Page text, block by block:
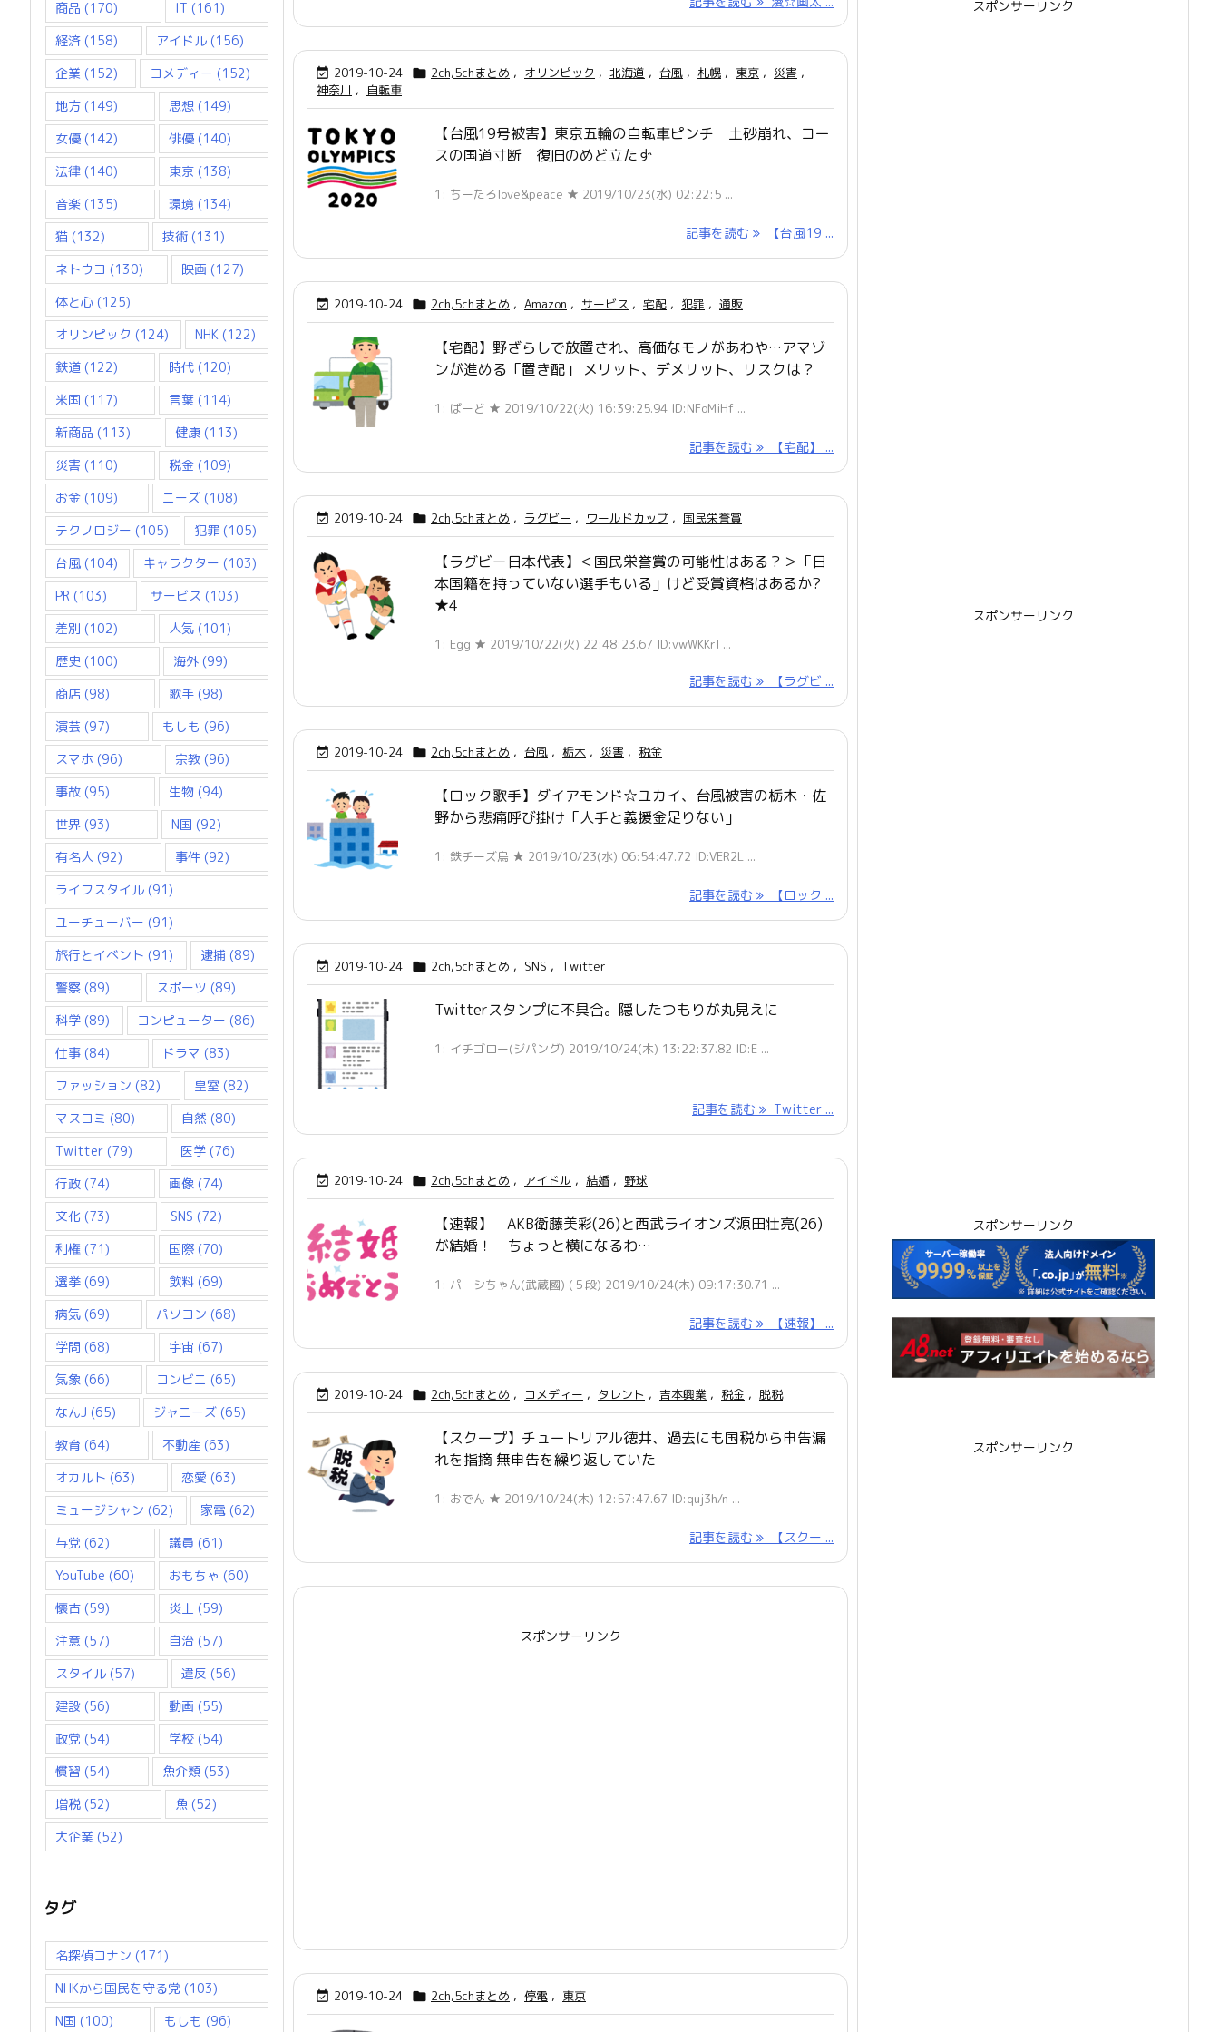
 2019-10-24  2ch,5chまとめ , オリンピック , 北海道 , 台風 , 札幌 , 東京 , 災害 ,
神奈川 , 自転車
【台風19号被害】東京五輪の自転車ピンチ 土砂崩れ、コー
スの国道寸断 復旧のめど立たず
1: ちーたろlove&peace ★ 2019/10/23(水) 02:22:5 ...
記事を読む 【台風19 ...
 2019-10-24  2ch,5chまとめ , Amazon , サービス , 宅配 , 犯罪 , 通販
【宅配】野ざらしで放置され、高価なモノがあわや…アマゾ
ンが進める「置き配」 メリット、デメリット、リスクは？
1: ばーど ★ 2019/10/22(火) 16:39:25.94 ID:NFoMiHf ...
記事を読む 【宅配】 ...
 2019-10-24  2ch,5chまとめ , ラグビー , ワールドカップ , 国民栄誉賞
【ラグビー日本代表】＜国民栄誉賞の可能性はある？＞「日
本国籍を持っていない選手もいる」けど受賞資格はあるか?
★4
1: Egg ★ 2019/10/22(火) 22:48:23.67 ID:vwWKKrl ...
記事を読む 【ラグビ ...
 2019-10-24  2ch,5chまとめ , 台風 , 栃木 , 災害 , 税金
【ロック歌手】ダイアモンド☆ユカイ、台風被害の栃木・佐
野から悲痛呼び掛け「人手と義援金足りない」
1: 鉄チーズ烏 ★ 2019/10/23(水) 06:54:47.72 ID:VER2L ...
記事を読む 【ロック ...
 2019-10-24  2ch,5chまとめ , SNS , Twitter
Twitterスタンプに不具合。隠したつもりが丸見えに
1: イチゴロー(ジパング) 2019/10/24(木) 13:22:37.82 ID:E ...
記事を読む Twitter ...
 2019-10-24  2ch,5chまとめ , アイドル , 結婚 , 野球
【速報】 AKB衛藤美彩(26)と西武ライオンズ源田壮亮(26)
が結婚！ ちょっと横になるわ…
1: パーシちゃん(武蔵國) (５段) 2019/10/24(木) 09:17:30.71 ...
記事を読む 【速報】 ...
 2019-10-24  2ch,5chまとめ , コメディー , タレント , 吉本興業 , 税金 , 脱税
【スクープ】チュートリアル徳井、過去にも国税から申告漏
れを指摘 無申告を繰り返していた
1: おでん ★ 2019/10/24(木) 12:57:47.67 ID:quj3h/n ...
記事を読む 【スクー ...
スポンサーリンク
 2019-10-24  2ch,5chまとめ , 停電 , 東京
商品 (170) IT (161)
経済 (158) アイドル (156)
企業 (152) コメディー (152)
地方 (149) 思想 (149)
女優 (142) 俳優 (140)
法律 (140) 東京 (138)
音楽 (135) 環境 (134)
猫 (132) 技術 (131)
ネトウヨ (130) 映画 (127)
体と心 (125)
オリンピック (124) NHK (122)
鉄道 (122) 時代 (120)
米国 (117) 言葉 (114)
新商品 (113) 健康 (113)
災害 (110) 税金 (109)
お金 (109) ニーズ (108)
テクノロジー (105) 犯罪 (105)
台風 (104) キャラクター (103)
PR (103) サービス (103)
差別 (102) 人気 (101)
歴史 (100) 海外(99)
商店 (98) 歌手 (98)
演芸 (97) もしも (96)
スマホ (96) 宗教 (96)
事故 (95) 生物 (94)
世界 (93) N国 (92)
有名人 (92) 事件 (92)
ライフスタイル (91)
ユーチューバー (91)
旅行とイベント (91) 逮捕 (89)
警察 (89) スポーツ (89)
科学 (89) コンピューター (86)
仕事 (84) ドラマ (83)
ファッション (82) 皇室 (82)
マスコミ (80) 自然 (80)
Twitter (79) 医学(76)
行政 (74) 画像 (74)
文化 (73) SNS (72)
利権 (71) 国際 (70)
選挙 (69) 飲料 (69)
病気 (69) パソコン (68)
学問 (68) 宇宙 (67)
気象 (66) コンビニ (65)
なんJ (65) ジャニーズ(65)
教育 (64) 不動産 (63)
オカルト (63) 恋愛 (63)
ミュージシャン (62) 家電 (62)
与党 (62) 議員 (61)
YouTube (60) おもちゃ (60)
懐古 (59) 炎上 (59)
注意 (57) 自治 (57)
スタイル (57) 違反 (56)
建設 (56) 動画 (55)
政党 (54) 学校 (54)
慣習 (54) 魚介類 (53)
増税 (52) 魚 (52)
大企業 (52)
タグ
名探偵コナン (171)
NHKから国民を守る党 (103)
N国 (100) もしも (96)
スポンサーリンク
スポンサーリンク
スポンサーリンク
スポンサーリンク